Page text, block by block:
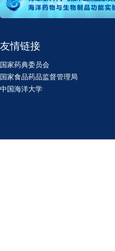
友情链接
国家药典委员会
国家食品药品监督管理局
中国海洋大学